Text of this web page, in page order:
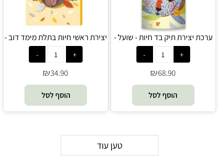
ערכת יצירת תיק בד חיות - שועל -
Avenir
₪68.90
הוסף לסל
יצירת ראשי חיות בתלת מימד דוב -
Avenir
₪34.90
הוסף לסל
טען עוד